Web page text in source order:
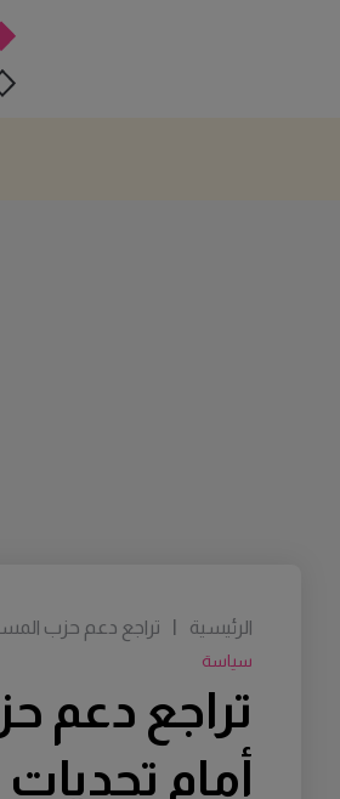
تراجع دعم
أمام
سياسة
الرئيسية | تراجع دعم حزب